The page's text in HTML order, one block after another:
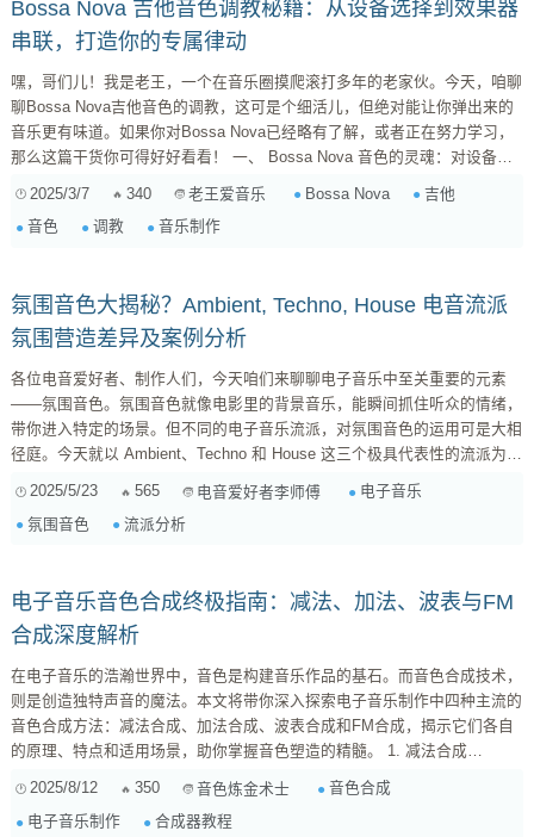
Bossa Nova 吉他音色调教秘籍：从设备选择到效果器
串联，打造你的专属律动
嘿，哥们儿！我是老王，一个在音乐圈摸爬滚打多年的老家伙。今天，咱聊
聊Bossa Nova吉他音色的调教，这可是个细活儿，但绝对能让你弹出来的
音乐更有味道。如果你对Bossa Nova已经略有了解，或者正在努力学习，
那么这篇干货你可得好好看看！ 一、 Bossa Nova 音色的灵魂：对设备的
可以用各种吉他演奏，但最经典的选择还是 尼龙弦古典吉他 。为啥？因为
尼龙弦的音色更温暖、圆润，特别适合Bossa Nova那种慵懒、浪漫的氛
2025/3/7 340 老王爱音乐 Bossa Nova
吉他
音色
调教 音乐制作
氛围音色大揭秘？Ambient, Techno, House 电音流派
氛围营造差异及案例分析
各位电音爱好者、制作人们，今天咱们来聊聊电子音乐中至关重要的元素
——氛围音色。氛围音色就像电影里的背景音乐，能瞬间抓住听众的情绪，
带你进入特定的场景。但不同的电子音乐流派，对氛围音色的运用可是大相
径庭。今天就以 Ambient、Techno 和 House 这三个极具代表性的流派为
例，深入剖析它们在氛围音色上的特点和运用方式，再结合具体案例，让你
同流派的细节之前，先明确一下“氛围音色”的概念。简单来说，氛围音色就
2025/5/23 565 电音爱好者李师傅
电子音乐
氛围音色
流派分析
电子音乐音色合成终极指南：减法、加法、波表与FM
合成深度解析
在电子音乐的浩瀚世界中，音色是构建音乐作品的基石。而音色合成技术，
则是创造独特声音的魔法。本文将带你深入探索电子音乐制作中四种主流的
音色合成方法：减法合成、加法合成、波表合成和FM合成，揭示它们各自
的原理、特点和适用场景，助你掌握音色塑造的精髓。 1. 减法合成
一。它的核心思想是从一个富含谐波的初始信号（通常是振荡器产生的基础
波形，如锯齿波、方波等）开始，然后通过滤波器（Filter）等工具，将不
2025/8/12 350 音色炼金术士
音色合成
电子音乐制作
合成器教程